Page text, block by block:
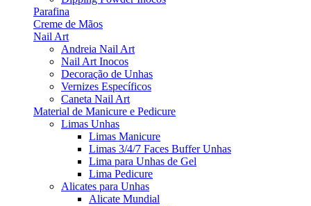
Parafina
Creme de Mãos
Nail Art
Andreia Nail Art
Nail Art Inocos
Decoração de Unhas
Vernizes Específicos
Caneta Nail Art
Material de Manicure e Pedicure
Limas Unhas
Limas Manicure
Limas 3/4/7 Faces Buffer Unhas
Lima para Unhas de Gel
Lima Pedicure
Alicates para Unhas
Alicate Mundial